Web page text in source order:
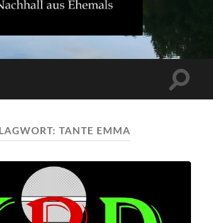
TJ.s
TANTE EMMA